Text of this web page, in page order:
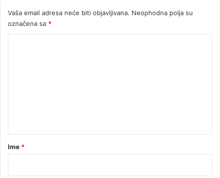
Vaša email adresa neće biti objavljivana. Neophodna polja su
označena sa *
rIme *